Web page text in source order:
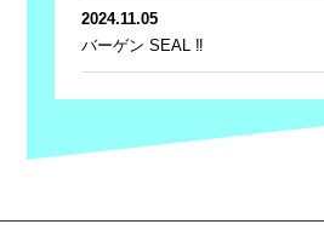
2024.11.05
バーゲン SEAL ‼